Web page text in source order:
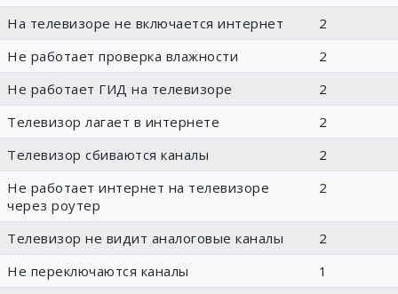
На телевизоре не включается интернет
2
Не работает проверка влажности
2
Не работает ГИД на телевизоре
2
Телевизор лагает в интернете
2
Телевизор сбиваются каналы
2
Не работает интернет на телевизоре
через роутер
2
Телевизор не видит аналоговые каналы
2
Не переключаются каналы
1